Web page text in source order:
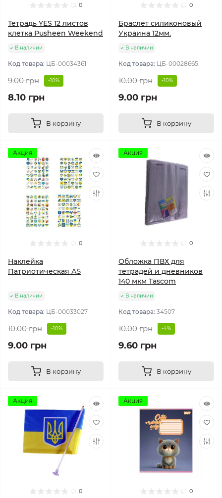
0
Тетрадь YES 12 листов
клетка Pusheen Weekend
В наличии
Код товара: ЦБ-00034361
9.00 грн -10%
8.10 грн
В корзину
0
Браслет силиконовый
Украина 12мм.
В наличии
Код товара: ЦБ-00028665
10.00 грн -10%
9.00 грн
В корзину
Акция
0
Наклейка
Патриотическая А5
В наличии
Код товара: ЦБ-00033027
10.00 грн -10%
9.00 грн
В корзину
Акция
0
Обложка ПВХ для
тетрадей и дневников
140 мкм Tascom
В наличии
Код товара: 34507
10.00 грн -4%
9.60 грн
В корзину
Акция
0
Акция
0